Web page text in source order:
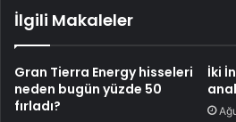
İlgili Makaleler
Gran Tierra Energy hisseleri
neden bugün yüzde 50
fırladı?
İki